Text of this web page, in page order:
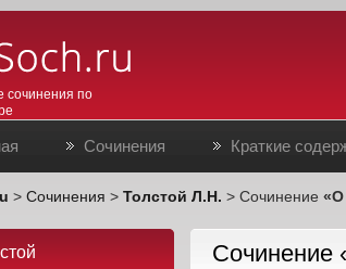
сочинения по
Сочинения Краткие
> Сочинения > Толстой Л.Н. > Сочинение «О
Сочинение